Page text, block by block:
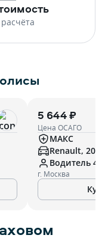
5 644 ₽
Цена ОСАГО
МАКС
Renault,
Водитель 47
г. Москва